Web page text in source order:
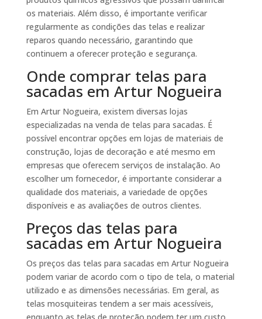
os materiais. Além disso, é importante verificar
regularmente as condições das telas e realizar
reparos quando necessário, garantindo que
continuem a oferecer proteção e segurança.
Onde comprar telas para
sacadas em Artur Nogueira
Em Artur Nogueira, existem diversas lojas
especializadas na venda de telas para sacadas. É
possível encontrar opções em lojas de materiais de
construção, lojas de decoração e até mesmo em
empresas que oferecem serviços de instalação. Ao
escolher um fornecedor, é importante considerar a
qualidade dos materiais, a variedade de opções
disponíveis e as avaliações de outros clientes.
Preços das telas para
sacadas em Artur Nogueira
Os preços das telas para sacadas em Artur Nogueira
podem variar de acordo com o tipo de tela, o material
utilizado e as dimensões necessárias. Em geral, as
telas mosquiteiras tendem a ser mais acessíveis,